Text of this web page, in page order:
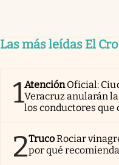
Las más leídas El
1AtenciónOficial:
Veracruz anularán
los conductores que
2TrucoRociar
por qué